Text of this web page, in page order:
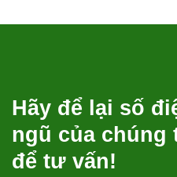
Hãy để lại số
ngũ của chúng
để tư vấn!